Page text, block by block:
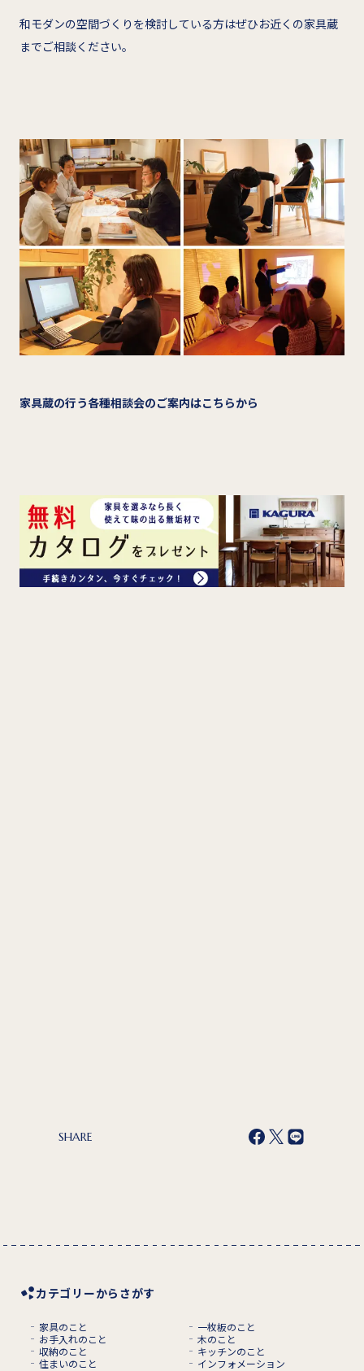
和モダンの空間づくりを検討している方はぜひお近くの家具蔵
までご相談ください。
家具蔵の行う各種相談会のご案内はこちらから
SHARE
カテゴリーからさがす
家具のこと
一枚板のこと
お手入れのこと
木のこと
収納のこと
キッチンのこと
住まいのこと
インフォメーション